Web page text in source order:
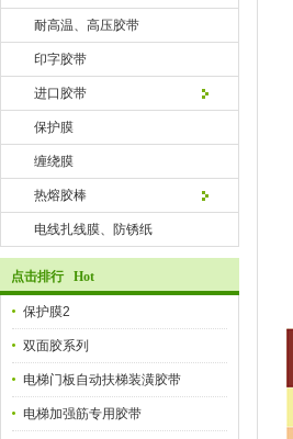
耐高温、高压胶带
印字胶带
进口胶带
保护膜
缠绕膜
热熔胶棒
电线扎线膜、防锈纸
点击排行 Hot
保护膜2
双面胶系列
电梯门板自动扶梯装潢胶带
电梯加强筋专用胶带